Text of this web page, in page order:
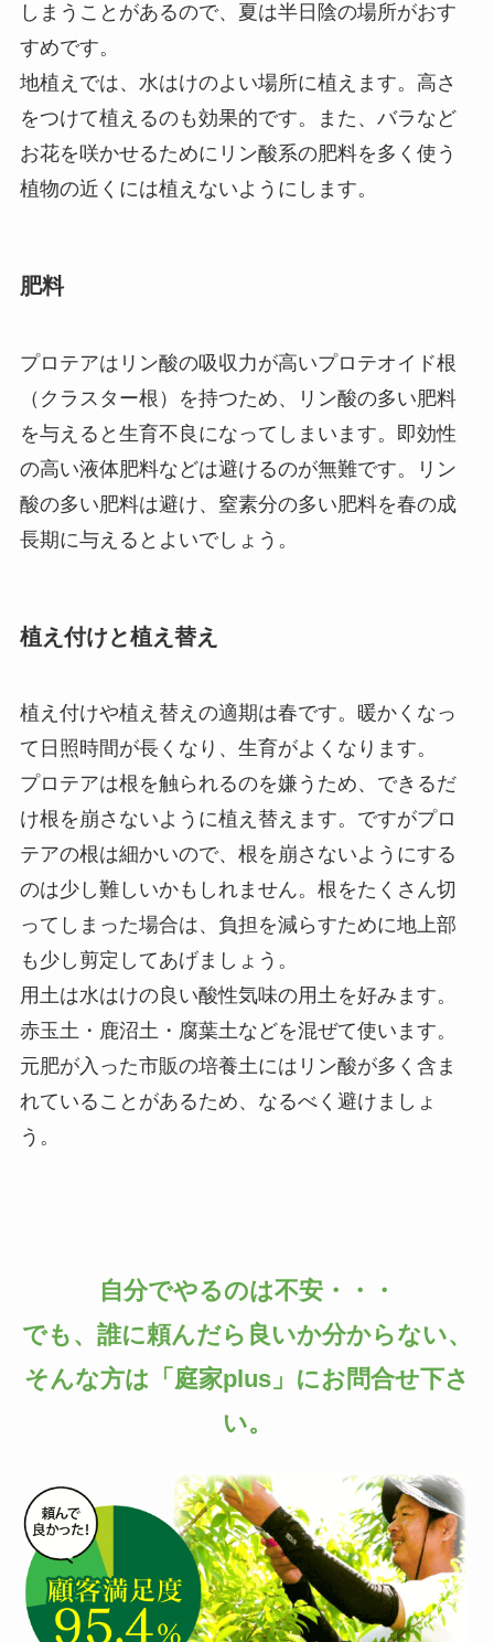
しまうことがあるので、夏は半日陰の場所がおす
すめです。
地植えでは、水はけのよい場所に植えます。高さ
をつけて植えるのも効果的です。また、バラなど
お花を咲かせるためにリン酸系の肥料を多く使う
植物の近くには植えないようにします。
肥料
プロテアはリン酸の吸収力が高いプロテオイド根
（クラスター根）を持つため、リン酸の多い肥料
を与えると生育不良になってしまいます。即効性
の高い液体肥料などは避けるのが無難です。リン
酸の多い肥料は避け、窒素分の多い肥料を春の成
長期に与えるとよいでしょう。
植え付けと植え替え
植え付けや植え替えの適期は春です。暖かくなっ
て日照時間が長くなり、生育がよくなります。
プロテアは根を触られるのを嫌うため、できるだ
け根を崩さないように植え替えます。ですがプロ
テアの根は細かいので、根を崩さないようにする
のは少し難しいかもしれません。根をたくさん切
ってしまった場合は、負担を減らすために地上部
も少し剪定してあげましょう。
用土は水はけの良い酸性気味の用土を好みます。
赤玉土・鹿沼土・腐葉土などを混ぜて使います。
元肥が入った市販の培養土にはリン酸が多く含ま
れていることがあるため、なるべく避けましょ
う。
自分でやるのは不安・・・
でも、誰に頼んだら良いか分からない、
そんな方は「庭家plus」にお問合せ下さ
い。